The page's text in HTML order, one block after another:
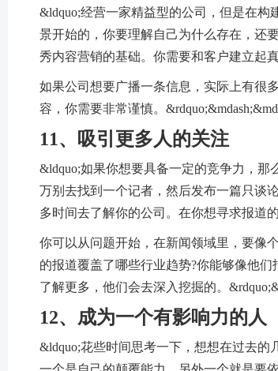
&ldquo;经营一家精益型的公司，但是在
景开始的，你要理解自己为什么存在，还
秀内容营销的基础。你需要和客户建立起
如果公司想要广播一条信息，实际上有很
容，你需要非常谨慎。
11、吸引更多人的关注
&ldquo;如果你想要具备一定的竞争力，
万别去找到一个记者，然后发布一篇只谈
多时间去了解你的公司。在你想寻求报道
你可以从问题开始，在新闻领域里，要像
的报道覆盖了哪些行业趋势?你能够像他
了解更多，他们会去深入挖掘的。
12、成为一个有影响力的人
&ldquo;花些时间思考一下，想想在过去的